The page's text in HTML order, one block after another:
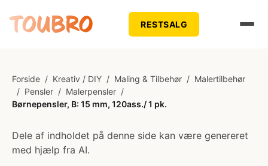
RESTSALG
Forside / Kreativ / DIY / Maling & Tilbehør / Malertilbehør
/ Pensler / Malerpensler /
Børnepensler, B: 15 mm, 120ass./ 1 pk.
Dele af indholdet på denne side kan være genereret
med hjælp fra AI.